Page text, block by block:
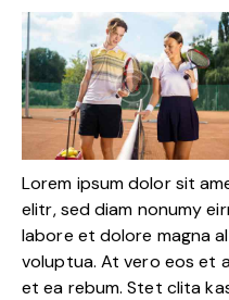
Lorem ipsum dolor sit
elitr, sed diam nonumy
labore et dolore magna
voluptua. At vero eos et
et ea rebum. Stet clita